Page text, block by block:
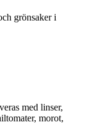
grönsaker i
med linser,
morot,